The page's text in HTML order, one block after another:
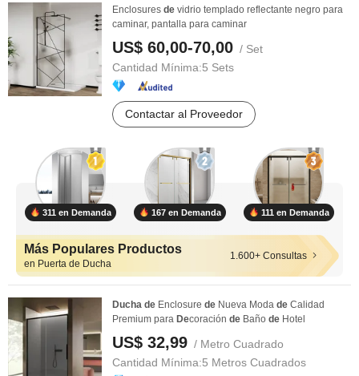
Enclosures de vidrio templado reflectante negro para
caminar, pantalla para caminar
US$ 60,00-70,00 / Set
Cantidad Mínima:5 Sets
Contactar al Proveedor
311 en Demanda 167 en Demanda 111 en Demanda
Más Populares Productos
en Puerta de Ducha
1.600+ Consultas
Ducha de Enclosure de Nueva Moda de Calidad
Premium para Decoración de Baño de Hotel
US$ 32,99 / Metro Cuadrado
Cantidad Mínima:5 Metros Cuadrados